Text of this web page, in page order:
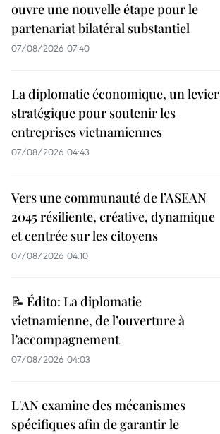
ouvre une nouvelle étape pour le
partenariat bilatéral substantiel
07/08/2026 07:40
La diplomatie économique, un levier
stratégique pour soutenir les
entreprises vietnamiennes
07/08/2026 04:43
Vers une communauté de l’ASEAN
2045 résiliente, créative, dynamique
et centrée sur les citoyens
07/08/2026 04:10
📝 Édito: La diplomatie
vietnamienne, de l’ouverture à
l’accompagnement
07/08/2026 04:03
L'AN examine des mécanismes
spécifiques afin de garantir le